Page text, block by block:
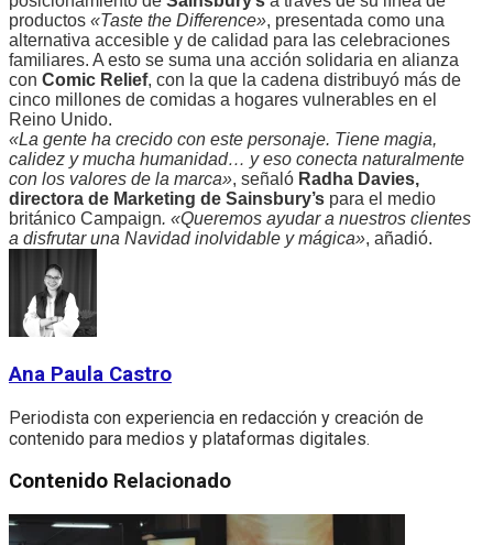
productos «Taste the Difference», presentada como una
alternativa accesible y de calidad para las celebraciones
familiares. A esto se suma una acción solidaria en alianza
con Comic Relief, con la que la cadena distribuyó más de
cinco millones de comidas a hogares vulnerables en el
Reino Unido.
«La gente ha crecido con este personaje. Tiene magia,
calidez y mucha humanidad… y eso conecta naturalmente
con los valores de la marca», señaló Radha Davies,
directora de Marketing de Sainsbury’s para el medio
británico Campaign. «Queremos ayudar a nuestros clientes
a disfrutar una Navidad inolvidable y mágica», añadió.
Ana Paula Castro
Periodista con experiencia en redacción y creación de
contenido para medios y plataformas digitales.
Contenido Relacionado